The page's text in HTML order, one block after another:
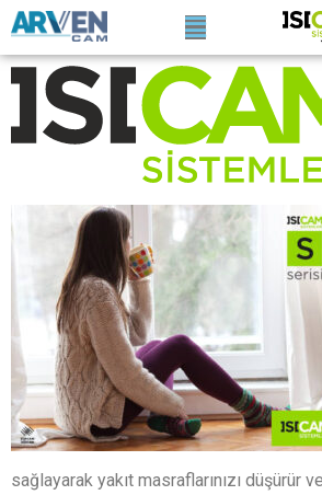
sağlayarak yakıt masraflarınızı düşürür